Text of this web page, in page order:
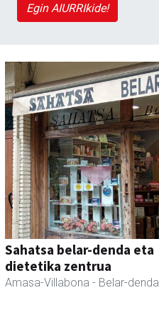
Egin AIURRIkide!
Sahatsa belar-denda eta
dietetika zentrua
Amasa-Villabona - Belar-denda